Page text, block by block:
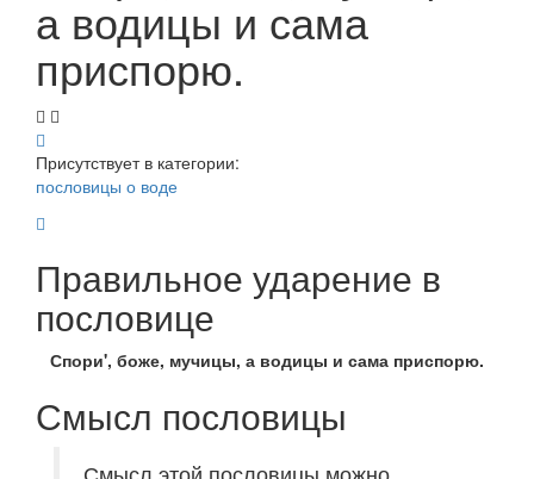
а водицы и сама
приспорю.
Присутствует в категории:
пословицы о воде
Правильное ударение в
пословице
Спори', боже, мучицы, а водицы и сама приспорю.
Смысл пословицы